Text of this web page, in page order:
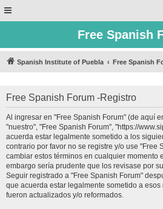
Free Spanish
Spanish Institute of Puebla Free Spanish
Free Spanish Forum -Registro
Al ingresar en "Free Spanish Forum" (de aquí
"nuestro", "Free Spanish Forum", "https://
acuerda estar legalmente sometido a los
contrario por favor no se registre y/o use "Free
cambiar estos términos en cualquier momento
embargo sería prudente que los revisase por
Seguir registrado a "Free Spanish Forum"
que acuerda estar legalmente sometido a
fueron actualizados y/o reformados.